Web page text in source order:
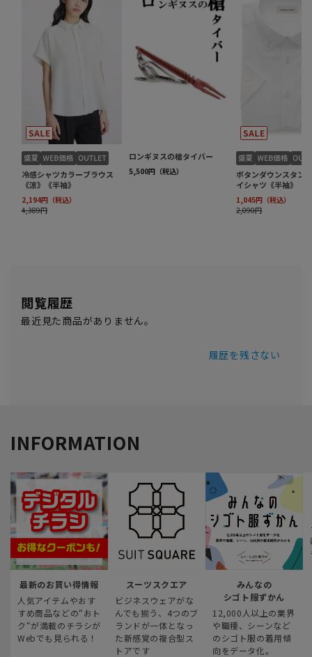
閲覧履歴
最近見た商品がありません。
履歴を残さない
INFORMATION
最新のお買い得情報
人気アイテムやおす
すめ商品などの“おト
ク“が満載のチラシが
Webでも見られる！
スーツスクエア
ビジネスウェアがな
んでも揃う、4つのブ
ランドが一体となっ
た新感覚の複合型ス
トアです
みんなの
シゴト服ずかん
12,000人以上の業界
や職種、シーンなど
のシゴト服の着用傾
向をデータ化。